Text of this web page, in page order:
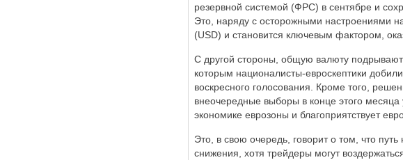
резервной системой (ФРС) в сентябре и
Это, наряду с осторожными настроениями
(USD) и становится ключевым фактором,
С другой стороны, общую валюту подрывают
которым националисты-евроскептики
воскресного голосования. Кроме того,
внеочередные выборы в конце этого
экономике еврозоны и благоприятствует
Это, в свою очередь, говорит о том, что
снижения, хотя трейдеры могут